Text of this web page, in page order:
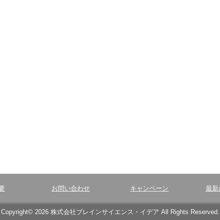
お問い合わせ キャンペーン 最新
Copyright© 2026 株式会社ブレインサイエンス・イデア All Rights Reserved.